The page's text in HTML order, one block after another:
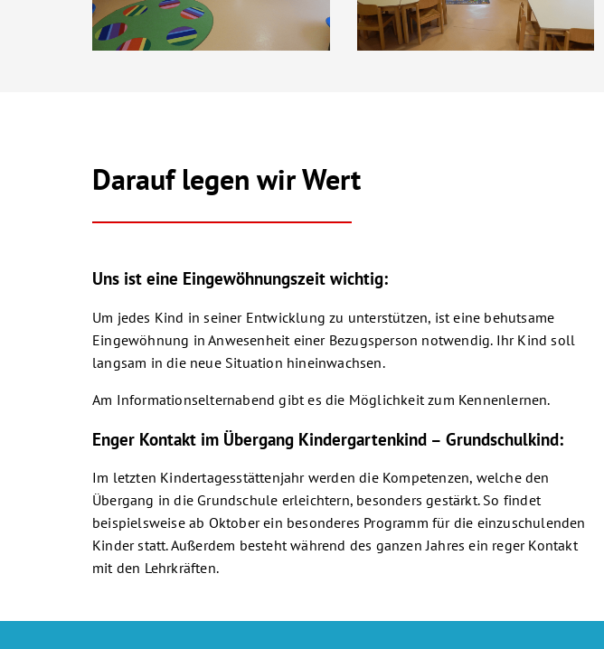
Darauf legen wir Wert
Uns ist eine Eingewöhnungszeit wichtig:
Um jedes Kind in seiner Entwicklung zu unterstützen, ist eine behutsame
Eingewöhnung in Anwesenheit einer Bezugsperson notwendig. Ihr Kind soll
langsam in die neue Situation hineinwachsen.
Am Informationselternabend gibt es die Möglichkeit zum Kennenlernen.
Enger Kontakt im Übergang Kindergartenkind – Grundschulkind:
Im letzten Kindertagesstättenjahr werden die Kompetenzen, welche den
Übergang in die Grundschule erleichtern, besonders gestärkt. So findet
beispielsweise ab Oktober ein besonderes Programm für die einzuschulenden
Kinder statt. Außerdem besteht während des ganzen Jahres ein reger Kontakt
mit den Lehrkräften.